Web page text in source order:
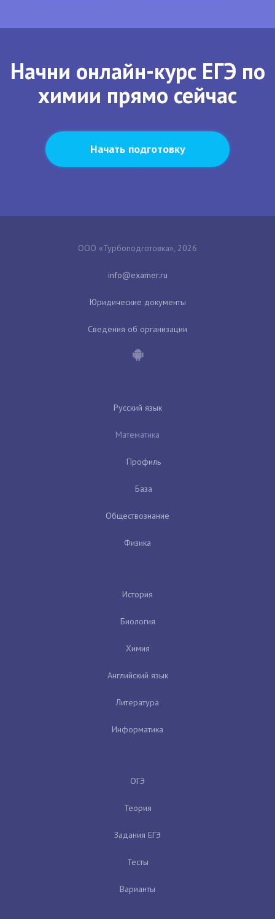
Начни онлайн-курс ЕГЭ по
химии прямо сейчас
Начать подготовку
ООО «Турбоподготовка», 2026
Юридические документы
Сведения об организации
Русский язык
Математика
Профиль
База
Обществознание
Физика
История
Биология
Химия
Английский язык
Литература
Информатика
ОГЭ
Теория
Задания ЕГЭ
Тесты
Варианты